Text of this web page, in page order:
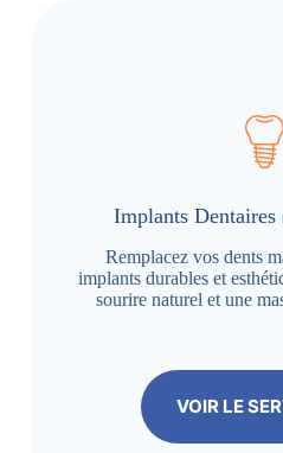
Implants
Remplacez vos dents
implants durables et
sourire naturel et une
VOIR LE